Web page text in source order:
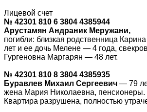
Лицевой счет
№ 42301 810 6 3804 4385944
Арустамян Андраник Меружани,
погибли: близкая родственница
лет и ее дочь Мелене — 4 года,
Гургеновна Маргарян — 48 лет.
№ 42301 810 8 3804 4385935
Буравлев Михаил Сергеевич — 79
жена Мария Николаевна, пенсионеры.
Квартира разрушена, полностью